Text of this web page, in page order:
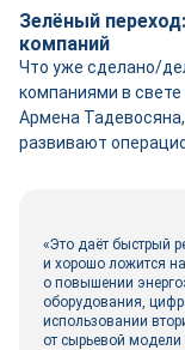
Зелёный
компаний
Что уже сделано/
компаниями в
Армена
развивают
«Это даёт быстрый
и хорошо ложится
о повышении
оборудования,
использовании
от сырьевой модели